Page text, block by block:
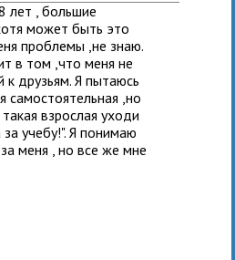
лет , большие
может быть это
проблемы ,не знаю.
в том ,что меня не
к друзьям. Я пытаюсь
самостоятельная ,но
взрослая уходи
учебу!". Я понимаю
меня , но все же мне